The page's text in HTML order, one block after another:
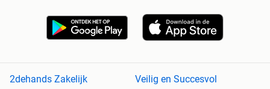
2dehands Zakelijk Veilig en Succesvol